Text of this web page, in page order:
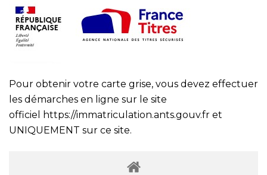
Pour obtenir votre carte grise, vous devez effectuer
les démarches en ligne sur le site
officiel
https://immatriculation.ants.gouv.fr et
UNIQUEMENT sur ce site.